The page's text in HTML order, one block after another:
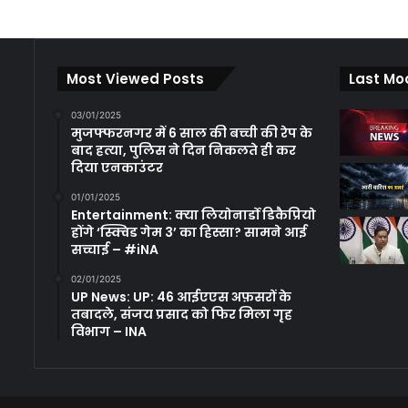
Most Viewed Posts
03/01/2025
मुजफ्फरनगर में 6 साल की बच्ची की रेप के
बाद हत्या, पुलिस ने दिन निकलते ही कर
दिया एनकाउंटर
01/01/2025
Entertainment: क्या लियोनार्डो डिकैप्रियो
होंगे ‘स्क्विड गेम 3’ का हिस्सा? सामने आई
सच्चाई – #iNA
02/01/2025
UP News: UP: 46 आईएएस अफ़सरों के
तबादले, संजय प्रसाद को फिर मिला गृह
विभाग – INA
Last